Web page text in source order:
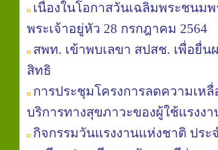
เนื่องในโอกาสวันเฉลิมพระชนม
พระเจ้าอยู่หัว 28 กรกฎาคม 2564
สพท. เข้าพบเลขา สปสช. เพื่อยื่น
สิทธิ
การประชุมโครงการลดความเห
บริการทางสุขภาวะของผู้ใช้แรงงา
กิจกรรมวันแรงงานแห่งชาติ ประ